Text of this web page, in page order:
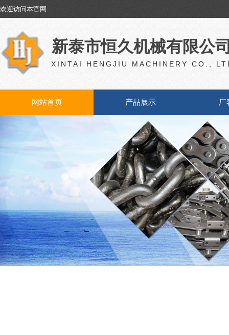
欢迎访问本官网
欢迎访问本官网
新泰市恒久机械有限公
XINTAI HENGJIU MACHINERY CO.,
网站首页 产品展示 厂